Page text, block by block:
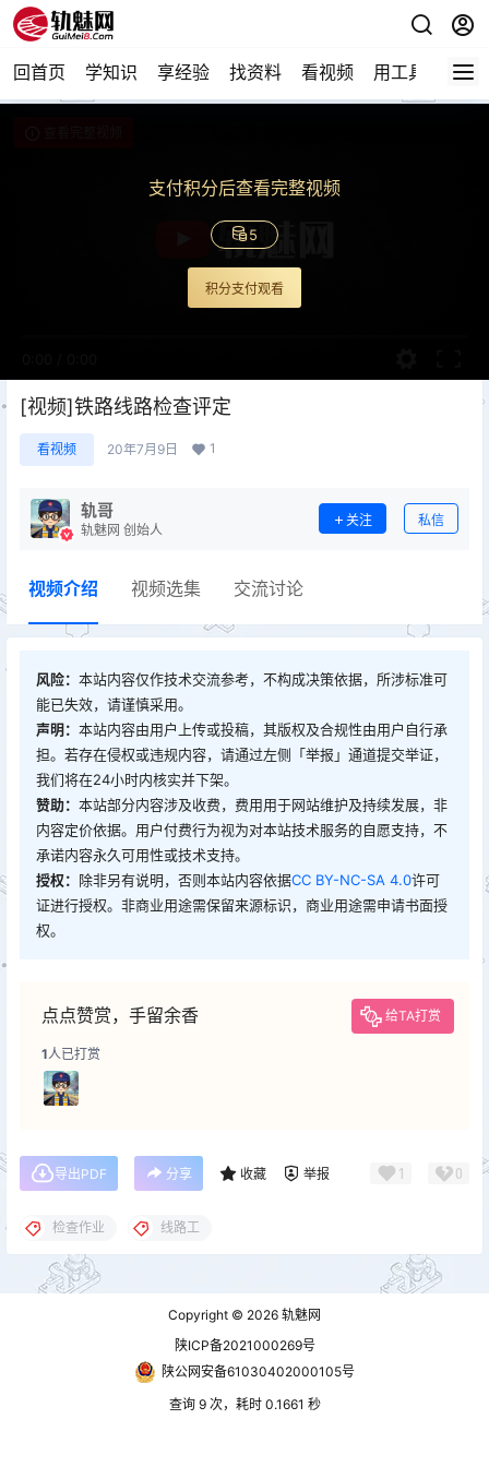
回首页 学知识 享经验 找资料 看视频 用工具 论技
支付积分后查看完整视频
5
积分支付观看
[视频]铁路线路检查评定
看视频 20年7月9日 1
轨哥
轨魅网 创始人
关注 私信
视频介绍 视频选集 交流讨论
风险： 本站内容仅作技术交流参考，不构成决策依据，所涉标准可
能已失效，请谨慎采用。
声明： 本站内容由用户上传或投稿，其版权及合规性由用户自行承
担。若存在侵权或违规内容，请通过左侧「举报」通道提交举证，
我们将在24小时内核实并下架。
赞助： 本站部分内容涉及收费，费用用于网站维护及持续发展，非
内容定价依据。用户付费行为视为对本站技术服务的自愿支持，不
承诺内容永久可用性或技术支持。
授权： 除非另有说明，否则本站内容依据CC BY-NC-SA 4.0许可
证进行授权。非商业用途需保留来源标识，商业用途需申请书面授
权。
点点赞赏，手留余香 给TA打赏
1人已打赏
导出PDF 分享 收藏 举报 1 0
检查作业 线路工
Copyright © 2026 轨魅网
陕ICP备2021000269号
陕公网安备61030402000105号
查询 9 次，耗时 0.1661 秒